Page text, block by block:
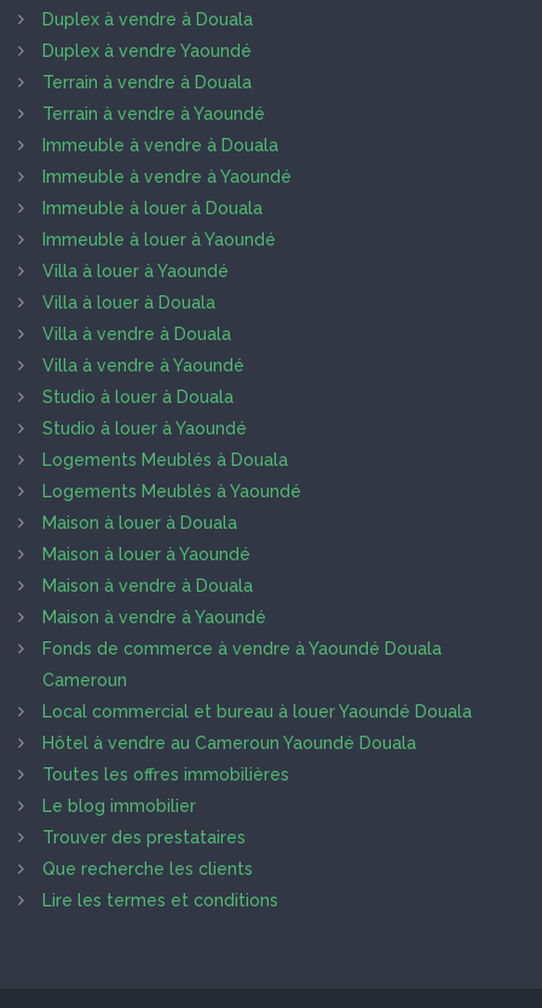
Duplex à vendre à Douala
Duplex à vendre Yaoundé
Terrain à vendre à Douala
Terrain à vendre à Yaoundé
Immeuble à vendre à Douala
Immeuble à vendre à Yaoundé
Immeuble à louer à Douala
Immeuble à louer à Yaoundé
Villa à louer à Yaoundé
Villa à louer à Douala
Villa à vendre à Douala
Villa à vendre à Yaoundé
Studio à louer à Douala
Studio à louer à Yaoundé
Logements Meublés à Douala
Logements Meublés à Yaoundé
Maison à louer à Douala
Maison à louer à Yaoundé
Maison à vendre à Douala
Maison à vendre à Yaoundé
Fonds de commerce à vendre à Yaoundé Douala
Cameroun
Local commercial et bureau à louer Yaoundé Douala
Hôtel à vendre au Cameroun Yaoundé Douala
Toutes les offres immobilières
Le blog immobilier
Trouver des prestataires
Que recherche les clients
Lire les termes et conditions